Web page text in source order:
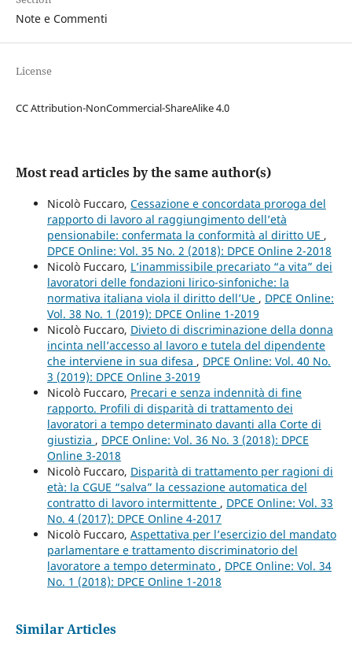
Note e Commenti
License
CC Attribution-NonCommercial-ShareAlike 4.0
Most read articles by the same author(s)
Nicolò Fuccaro, Cessazione e concordata proroga del
rapporto di lavoro al raggiungimento dell’età
pensionabile: confermata la conformità al diritto UE ,
DPCE Online: Vol. 35 No. 2 (2018): DPCE Online 2-2018
Nicolò Fuccaro, L’inammissibile precariato “a vita” dei
lavoratori delle fondazioni lirico-sinfoniche: la
normativa italiana viola il diritto dell’Ue , DPCE Online:
Vol. 38 No. 1 (2019): DPCE Online 1-2019
Nicolò Fuccaro, Divieto di discriminazione della donna
incinta nell’accesso al lavoro e tutela del dipendente
che interviene in sua difesa , DPCE Online: Vol. 40 No.
3 (2019): DPCE Online 3-2019
Nicolò Fuccaro, Precari e senza indennità di fine
rapporto. Profili di disparità di trattamento dei
lavoratori a tempo determinato davanti alla Corte di
giustizia , DPCE Online: Vol. 36 No. 3 (2018): DPCE
Online 3-2018
Nicolò Fuccaro, Disparità di trattamento per ragioni di
età: la CGUE “salva” la cessazione automatica del
contratto di lavoro intermittente , DPCE Online: Vol. 33
No. 4 (2017): DPCE Online 4-2017
Nicolò Fuccaro, Aspettativa per l’esercizio del mandato
parlamentare e trattamento discriminatorio del
lavoratore a tempo determinato , DPCE Online: Vol. 34
No. 1 (2018): DPCE Online 1-2018
Similar Articles